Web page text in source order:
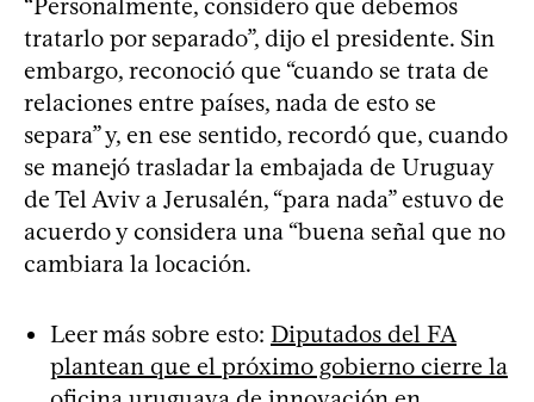
tratarlo por separado”, dijo el presidente. Sin
embargo, reconoció que “cuando se trata de
relaciones entre países, nada de esto se
separa” y, en ese sentido, recordó que, cuando
se manejó trasladar la embajada de Uruguay
de Tel Aviv a Jerusalén, “para nada” estuvo de
acuerdo y considera una “buena señal que no
cambiara la locación.
Leer más sobre esto: Diputados del FA
plantean que el próximo gobierno cierre la